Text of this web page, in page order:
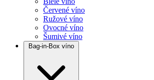
Červené víno
Ružové víno
Ovocné víno
Šumivé víno
Bag-in-Box víno